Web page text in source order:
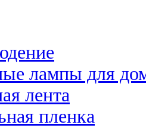
лампы для
лента
пленка